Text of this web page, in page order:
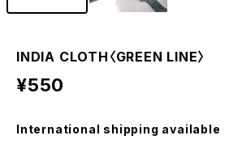
INDIA CLOTH〈GREEN LINE〉
¥550
International shipping available